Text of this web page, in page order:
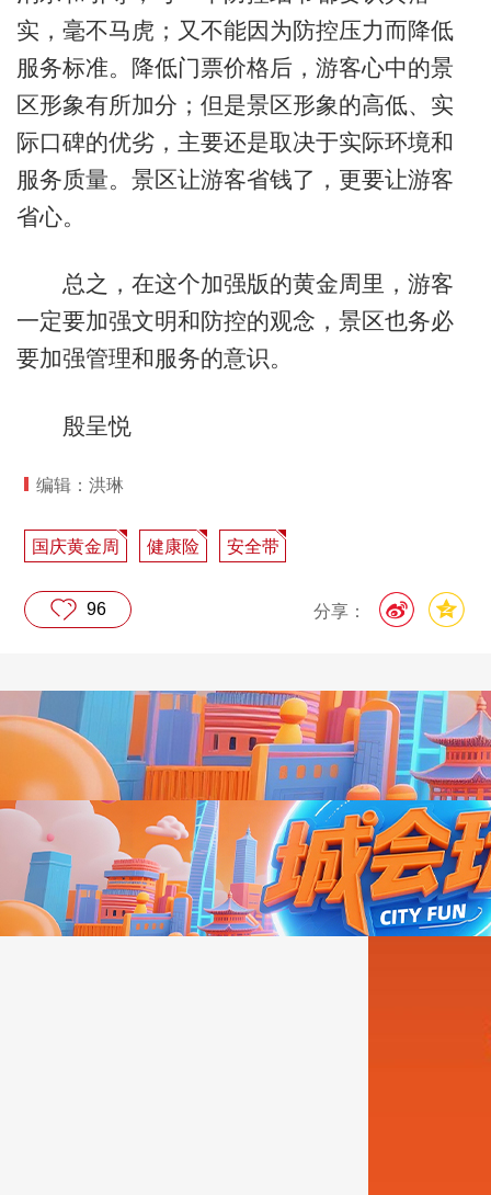
实，毫不马虎；又不能因为防控压力而降低
服务标准。降低门票价格后，游客心中的景
区形象有所加分；但是景区形象的高低、实
际口碑的优劣，主要还是取决于实际环境和
服务质量。景区让游客省钱了，更要让游客
省心。
总之，在这个加强版的黄金周里，游客
一定要加强文明和防控的观念，景区也务必
要加强管理和服务的意识。
殷呈悦
编辑：洪琳
国庆黄金周 健康险 安全带
分享：
96